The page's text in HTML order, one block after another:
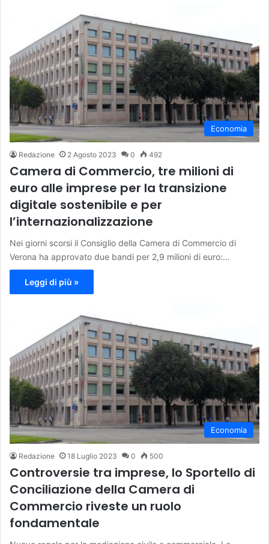
Economia
Redazione 2 Agosto 2023 0 492
Camera di Commercio, tre milioni di
euro alle imprese per la transizione
digitale sostenibile e per
l’internazionalizzazione
Nei giorni scorsi il Consiglio della Camera di Commercio di
Verona ha approvato due bandi per 2,9 milioni di euro:…
Leggi di più »
Economia
Redazione 18 Luglio 2023 0 500
Controversie tra imprese, lo Sportello di
Conciliazione della Camera di
Commercio riveste un ruolo
fondamentale